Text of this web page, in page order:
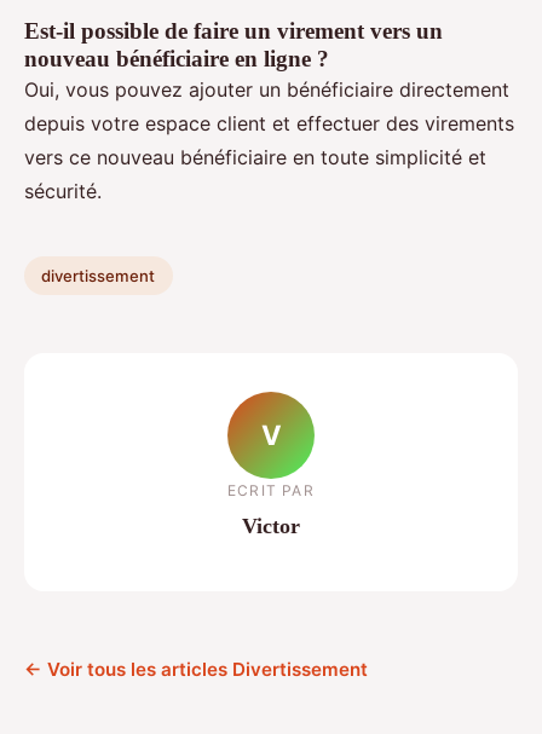
Est-il possible de faire un virement vers un
nouveau bénéficiaire en ligne ?
Oui, vous pouvez ajouter un bénéficiaire directement
depuis votre espace client et effectuer des virements
vers ce nouveau bénéficiaire en toute simplicité et
sécurité.
divertissement
V
ECRIT PAR
Victor
← Voir tous les articles Divertissement